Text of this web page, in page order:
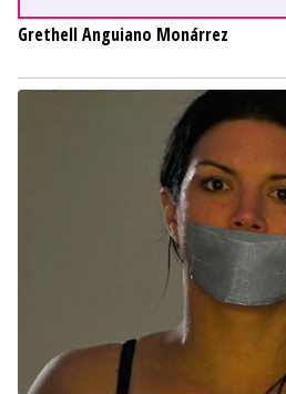
Grethell Anguiano Monárrez